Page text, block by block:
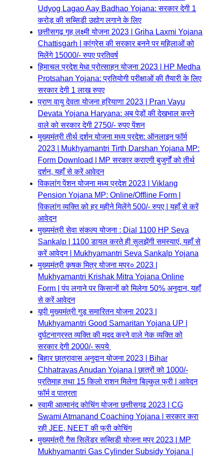
Udyog Lagao Aay Badhao Yojana: सरकार देगी 1
करोड़ की सब्सिडी उद्योग लगाने के लिए
छत्तीसगढ़ गृह लक्ष्मी योजना 2023 | Griha Laxmi Yojana
Chattisgarh | कांग्रेस की सरकार बनने पर महिलाओं को
मिलेंगे 15000/- रुपए प्रतिवर्ष
हिमाचल प्रदेश मेधा प्रोत्साहन योजना 2023 | HP Medha
Protsahan Yojana: प्रतियोगी परीक्षाओं की तैयारी के लिए
सरकार देगी 1 लाख रुपए
प्राण वायु देवता योजना हरियाणा 2023 | Pran Vayu
Devata Yojana Haryana: अब पेड़ों की देखभाल करने
वाले को सरकार देगी 2750/- रुपए पेंशन
मुख्यमंत्री तीर्थ दर्शन योजना मध्य प्रदेश: ऑनलाइन फॉर्म
2023 | Mukhyamantri Tirth Darshan Yojana MP:
Form Download | MP सरकार कराएगी बुजुर्गों को तीर्थ
दर्शन, यहाँ से करें आवेदन
विकलांग पेंशन योजना मध्य प्रदेश 2023 | Viklang
Pension Yojana MP: Online/Offline Form |
विकलांग व्यक्ति को हर महीने मिलेंगे 500/- रुपए | यहाँ से करें
आवेदन
मुख्यमंत्री सेवा संकल्प योजना : Dial 1100 HP Seva
Sankalp | 1100 डायल करते ही सुलझेंगी समस्याएं, यहाँ से
करें आवेदन | Mukhyamantri Seva Sankalp Yojana
मुख्यमंत्री कृषक मित्र योजना मप्र० 2023 |
Mukhyamantri Krishak Mitra Yojana Online
Form | पंप लगाने पर किसानों को मिलेगा 50% अनुदान, यहाँ
से करें आवेदन
यूपी मुख्यमंत्री गुड समारितन योजना 2023 |
Mukhyamantri Good Samaritan Yojana UP |
दुर्घटनाग्रस्त व्यक्ति की मदद करने वाले नेक व्यक्ति को
सरकार देगी 2000/- रूपये
बिहार छात्रावास अनुदान योजना 2023 | Bihar
Chhatravas Anudan Yojana | छात्रों को 1000/-
प्रतिमाह तथा 15 किलो राशन मिलेगा बिल्कुल फ्री | आवेदन
फॉर्म व पात्रता
स्वामी आत्मानंद कोचिंग योजना छत्तीसगढ़ 2023 | CG
Swami Atmanand Coaching Yojana | सरकार करा
रही JEE, NEET की फ्री कोचिंग
मुख्यमंत्री गैस सिलेंडर सब्सिडी योजना मप्र 2023 | MP
Mukhyamantri Gas Cylinder Subsidy Yojana |